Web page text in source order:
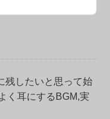
残したいと思って始
く耳にするBGM,実